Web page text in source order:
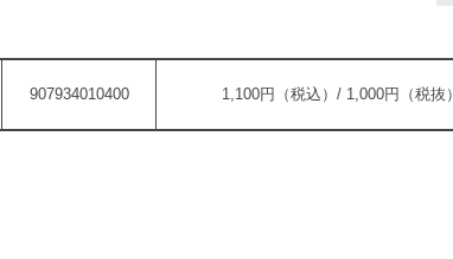
907934010400 1,100円（税込）/ 1,000円（税抜）